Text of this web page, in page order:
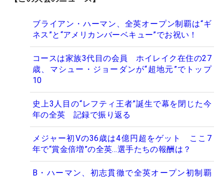
ブライアン・ハーマン、全英オープン制覇は“ギ
ネス”と“アメリカンバーベキュー”でお祝い！
コースは家族3代目の会員 ホイレイク在住の27
歳、マシュー・ジョーダンが“超地元”でトップ
10
史上3人目の“レフティ王者”誕生で幕を閉じた今
年の全英 記録で振り返る
メジャー初Vの36歳は4億円超をゲット ここ7
年で“賞金倍増”の全英…選手たちの報酬は？
B・ハーマン、初志貫徹で全英オープン初制覇